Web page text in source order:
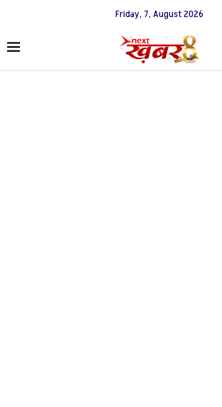
Friday, 7, August 2026